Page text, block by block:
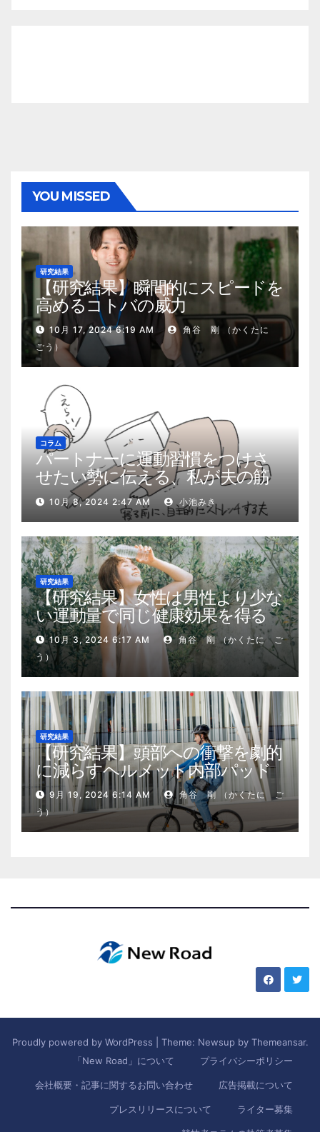
YOU MISSED
研究結果
【研究結果】瞬間的にスピードを
高めるコトバの威力
10月 17, 2024 6:19 AM
角谷 剛 （かくたに
ごう）
コラム
パートナーに運動習慣をつけさ
せたい勢に伝える、私が夫の筋
肉量を2kg増やした5ステップ
10月 8, 2024 2:47 AM 小池みき
研究結果
【研究結果】女性は男性より少な
い運動量で同じ健康効果を得る
10月 3, 2024 6:17 AM
角谷 剛 （かくたに ご
う）
研究結果
【研究結果】頭部への衝撃を劇的
に減らすヘルメット内部パッド
9月 19, 2024 6:14 AM
角谷 剛 （かくたに ご
う）
Proudly powered by WordPress Theme: Newsup by Themeansar.
「New Road」について
プライバシーポリシー
会社概要・記事に関するお問い合わせ 広告掲載について
プレスリリースについて ライター募集